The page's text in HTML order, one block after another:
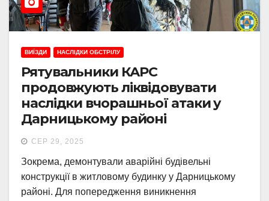
ВИЇЗДИ НАСЛІДКИ ОБСТРІЛУ
Рятувальники КАРС
продовжують ліквідовувати
наслідки вчорашньої атаки у
Дарницькому районі
СЕР 29, 2025
Зокрема, демонтували аварійні будівельні
конструкції в житловому будинку у Дарницькому
районі. Для попередження виникнення